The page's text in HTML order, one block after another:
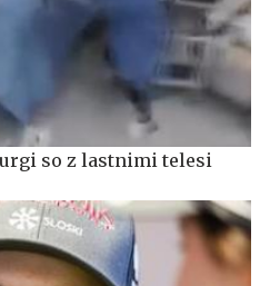
so z lastnimi telesi